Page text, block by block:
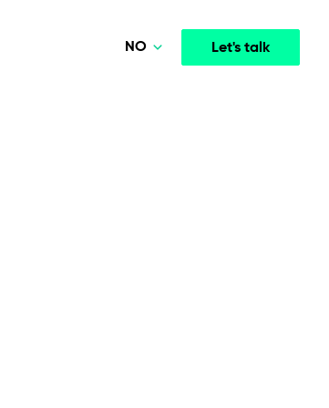
Let's talk
NO